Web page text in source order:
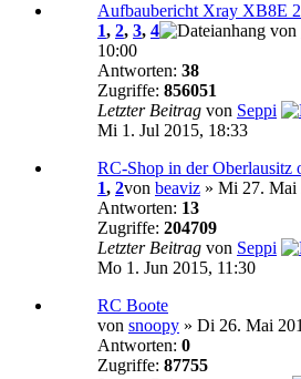
Aufbaubericht Xray XB8E
1, 2, 3, 4 von
10:00
Antworten: 38
Zugriffe: 856051
Letzter Beitrag von Seppi
Mi 1. Jul 2015, 18:33
RC-Shop in der Oberlausitz
1, 2von beaviz » Mi 27. Mai
Antworten: 13
Zugriffe: 204709
Letzter Beitrag von Seppi
Mo 1. Jun 2015, 11:30
RC Boote
von snoopy » Di 26. Mai
Antworten: 0
Zugriffe: 87755